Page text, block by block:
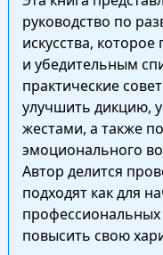
руководство по
искусства,
и убедительным
практические
улучшить дикцию,
жестами, а также
эмоционального
Автор делится
подходят как для
повысить свою